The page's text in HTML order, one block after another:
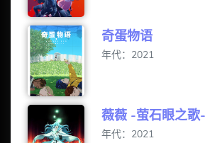
奇蛋物语
年代：2021
薇薇 -萤石眼之歌-
年代：2021